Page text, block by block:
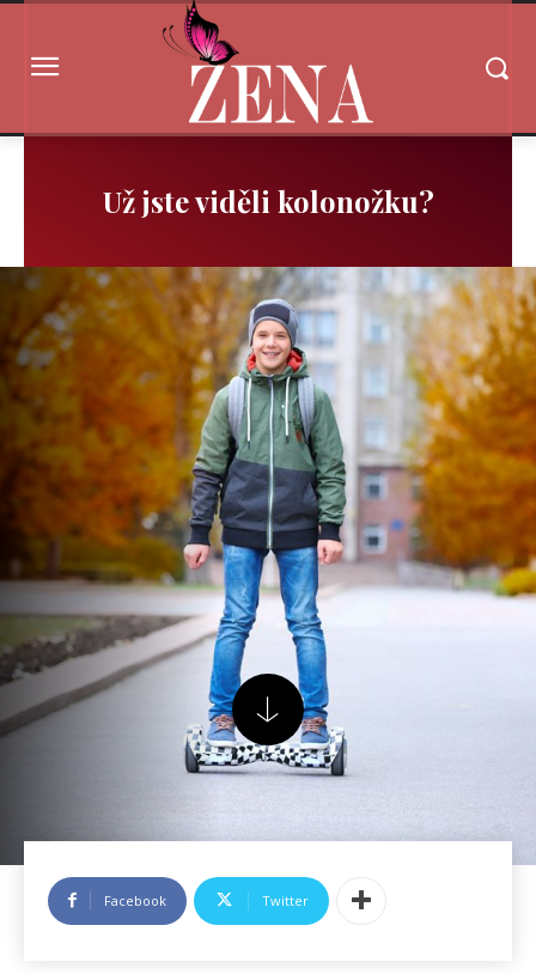
Už jste viděli kolonožku?
Facebook Twitter